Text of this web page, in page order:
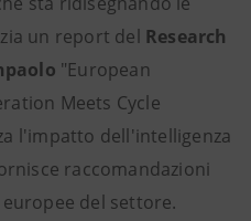
un report del Research
"European
Meets Cycle
l'impatto dell'intelligenza
raccomandazioni
del settore.